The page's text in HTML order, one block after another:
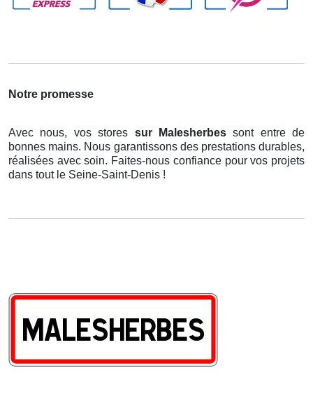
Notre promesse
Avec nous, vos stores sur Malesherbessont entre de
bonnes mains. Nous garantissons des prestations durables,
réalisées avec soin. Faites-nous confiance pour vos projets
dans tout le Seine-Saint-Denis !